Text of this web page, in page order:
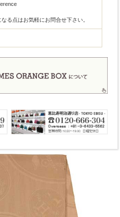
る点はお気軽にお問合せ下さい。